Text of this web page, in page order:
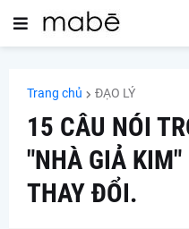
Trang chủ ĐẠO LÝ
15 CÂU NÓI
"NHÀ GIẢ KIM"
THAY ĐỔI.